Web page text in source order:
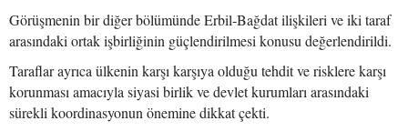
Görüşmenin bir diğer bölümünde Erbil-Bağdat ilişkileri ve iki taraf
arasındaki ortak işbirliğinin güçlendirilmesi konusu değerlendirildi.
Taraflar ayrıca ülkenin karşı karşıya olduğu tehdit ve risklere karşı
korunması amacıyla siyasi birlik ve devlet kurumları arasındaki
sürekli koordinasyonun önemine dikkat çekti.